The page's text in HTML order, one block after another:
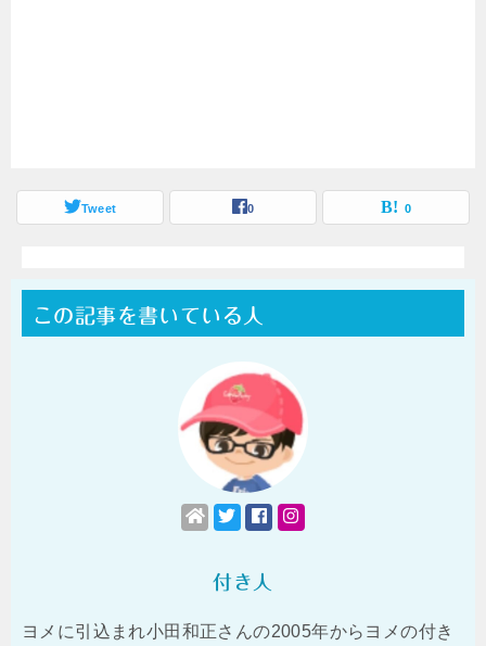
Tweet 0 0
この記事を書いている人
付き人
ヨメに引込まれ小田和正さんの2005年からヨメの付き